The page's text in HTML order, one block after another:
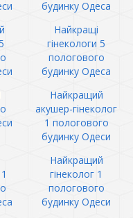
будинку Одеса
Найкращі
гінекологи 5
пологового
будинку Одеса
Найкращий
акушер-гінеколог
1 пологового
будинку Одеси
Найкращий
гінеколог 1
пологового
будинку Одеси